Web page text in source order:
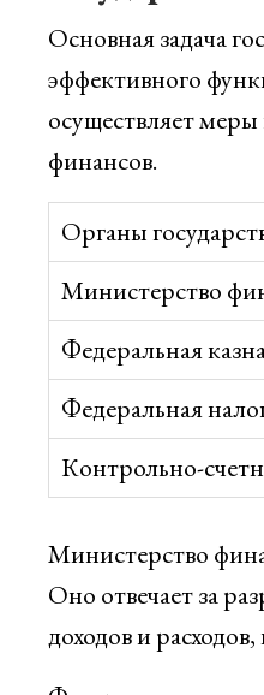
Основная задача
эффективного
осуществляет
финансов.
Органы
Министерство
Федеральная
Федеральная
Контрольно-
Министерство
Оно отвечает за
доходов и